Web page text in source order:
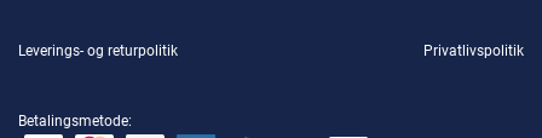
Leverings- og returpolitik Privatlivspolitik
Betalingsmetode: